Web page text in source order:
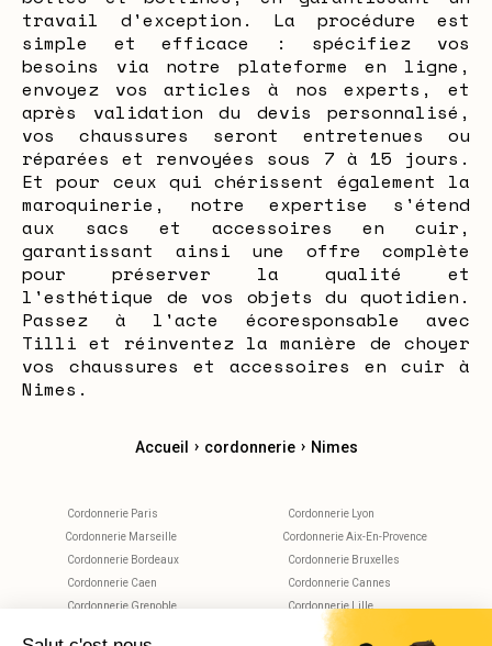
travail d'exception. La procédure est
simple et efficace : spécifiez vos
besoins via notre plateforme en ligne,
envoyez vos articles à nos experts, et
après validation du devis personnalisé,
vos chaussures seront entretenues ou
réparées et renvoyées sous 7 à 15 jours.
Et pour ceux qui chérissent également la
maroquinerie, notre expertise s'étend
aux sacs et accessoires en cuir,
garantissant ainsi une offre complète
pour préserver la qualité et
l'esthétique de vos objets du quotidien.
Passez à l'acte écoresponsable avec
Tilli et réinventez la manière de choyer
vos chaussures et accessoires en cuir à
Nimes.
Accueil › cordonnerie › Nimes
Cordonnerie Paris
Cordonnerie Lyon
Cordonnerie Marseille
Cordonnerie Aix-En-Provence
Cordonnerie Bordeaux
Cordonnerie Bruxelles
Cordonnerie Caen
Cordonnerie Cannes
Cordonnerie Grenoble
Cordonnerie Lille
Cordonnerie Montpellier